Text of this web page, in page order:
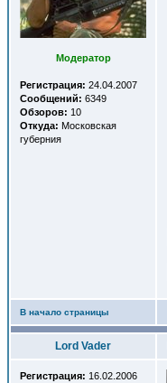
Модератор
Регистрация: 24.04.2007
Сообщений: 6349
Обзоров: 10
Откуда: Московская
губерния
В начало страницы
Lord Vader
Регистрация: 16.02.2006